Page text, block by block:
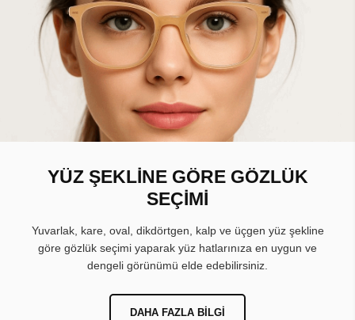
YÜZ ŞEKLİNE GÖRE GÖZLÜK
SEÇİMİ
Yuvarlak, kare, oval, dikdörtgen, kalp ve üçgen yüz şekline
göre gözlük seçimi yaparak yüz hatlarınıza en uygun ve
dengeli görünümü elde edebilirsiniz.
DAHA FAZLA BILGI